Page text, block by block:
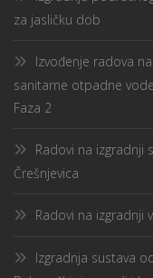
za jasličku dob
Izvođenje radova
sanitarne otpadne
Faza 2
Radovi na izgradnji
Črešnjevica
Radovi na izgradnji
Izgradnja sustava